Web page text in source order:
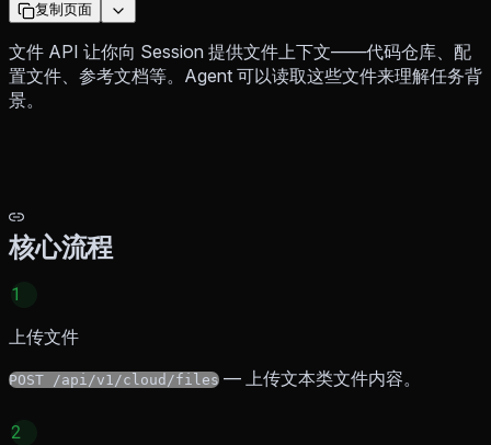
复制页面
文件 API 让你向 Session 提供文件上下文——代码仓库、配
置文件、参考文档等。Agent 可以读取这些文件来理解任务背
景。
核心流程
1
上传文件
POST /api/v1/cloud/files — 上传文本类文件内容。
2